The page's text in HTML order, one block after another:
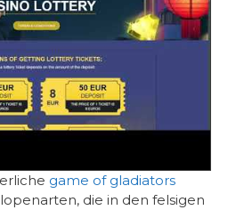
game of gladiators
die in den felsigen